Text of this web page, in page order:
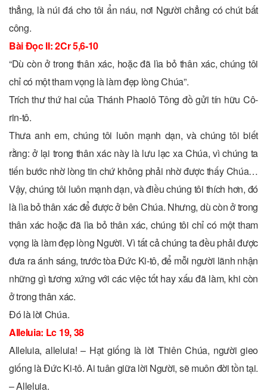
thẳng, là núi đá cho tôi ẩn náu, nơi Người chẳng có chút bất
công.
Bài Ðọc II: 2Cr 5,6-10
“Dù còn ở trong thân xác, hoặc đã lìa bỏ thân xác, chúng tôi
chỉ có một tham vọng là làm đẹp lòng Chúa”.
Trích thư thứ hai của Thánh Phaolô Tông đồ gửi tín hữu Cô-
rin-tô.
Thưa anh em, chúng tôi luôn mạnh dạn, và chúng tôi biết
rằng: ở lại trong thân xác này là lưu lạc xa Chúa, vì chúng ta
tiến bước nhờ lòng tin chứ không phải nhờ được thấy Chúa…
Vậy, chúng tôi luôn mạnh dạn, và điều chúng tôi thích hơn, đó
là lìa bỏ thân xác để được ở bên Chúa. Nhưng, dù còn ở trong
thân xác hoặc đã lìa bỏ thân xác, chúng tôi chỉ có một tham
vọng là làm đẹp lòng Người. Vì tất cả chúng ta đều phải được
đưa ra ánh sáng, trước tòa Ðức Ki-tô, để mỗi người lãnh nhận
những gì tương xứng với các việc tốt hay xấu đã làm, khi còn
ở trong thân xác.
Ðó là lời Chúa.
Alleluia: Lc 19, 38
Alleluia, alleluia! – Hạt giống là lời Thiên Chúa, người gieo
giống là Ðức Ki-tô. Ai tuân giữa lời Người, sẽ muôn đời tồn tại.
– Alleluia.